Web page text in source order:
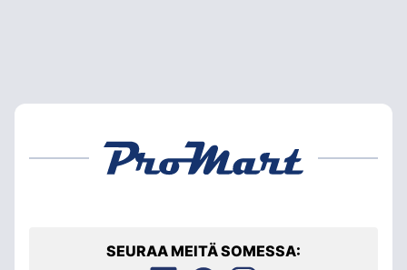
SEURAA MEITÄ SOMESSA: